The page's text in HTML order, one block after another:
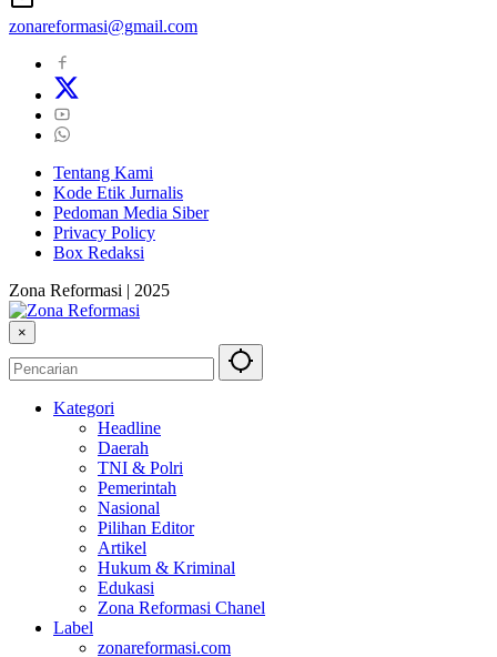
zonareformasi@gmail.com
Tentang Kami
Kode Etik Jurnalis
Pedoman Media Siber
Privacy Policy
Box Redaksi
Zona Reformasi | 2025
×
Kategori
Headline
Daerah
TNI & Polri
Pemerintah
Nasional
Pilihan Editor
Artikel
Hukum & Kriminal
Edukasi
Zona Reformasi Chanel
Label
zonareformasi.com